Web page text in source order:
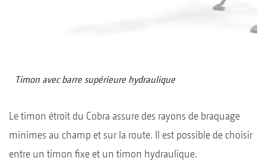
Timon avec barre supérieure hydraulique
Le timon étroit du Cobra assure des rayons de braquage
minimes au champ et sur la route. Il est possible de choisir
entre un timon fixe et un timon hydraulique.